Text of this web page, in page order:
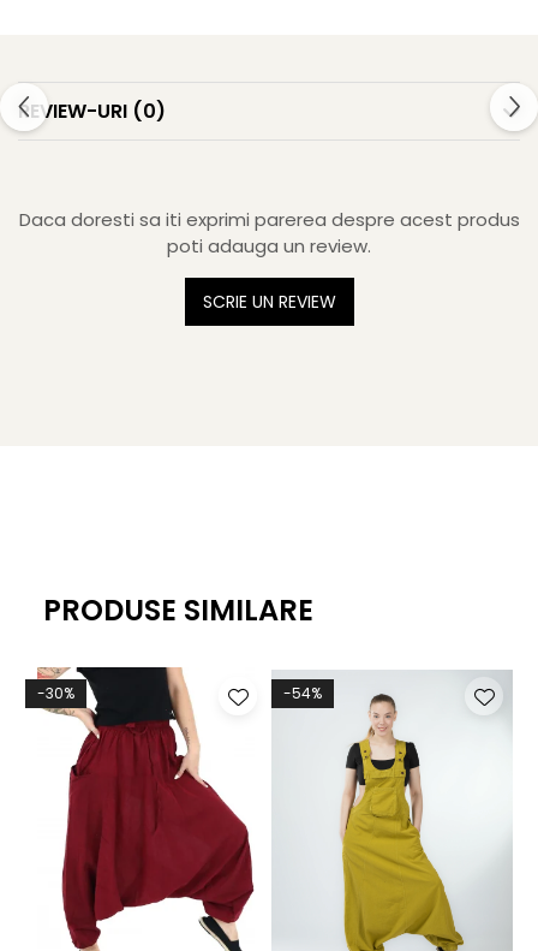
REVIEW-URI (0)
Daca doresti sa iti exprimi parerea despre acest produs
poti adauga un review.
SCRIE UN REVIEW
PRODUSE SIMILARE
-30% -54%